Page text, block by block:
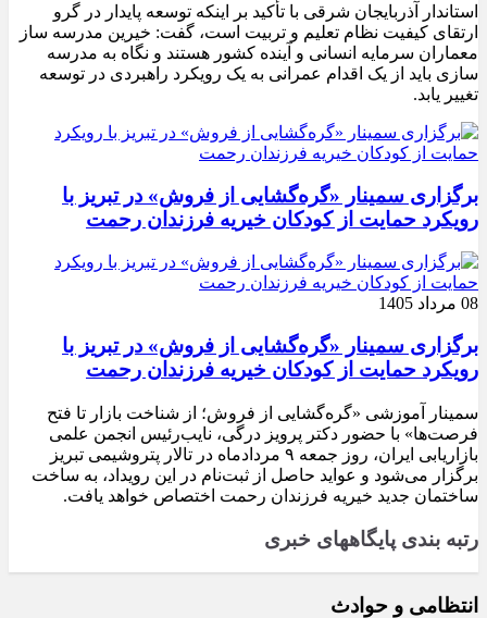
استاندار آذربایجان شرقی با تأکید بر اینکه توسعه پایدار در گرو
ارتقای کیفیت نظام تعلیم و تربیت است، گفت: خیرین مدرسه ‌ساز
معماران سرمایه انسانی و آینده کشور هستند و نگاه به مدرسه‌
سازی باید از یک اقدام عمرانی به یک رویکرد راهبردی در توسعه
تغییر یابد.
برگزاری سمینار «گره‌گشایی از فروش» در تبریز با
رویکرد حمایت از کودکان خیریه فرزندان رحمت
08 مرداد 1405
برگزاری سمینار «گره‌گشایی از فروش» در تبریز با
رویکرد حمایت از کودکان خیریه فرزندان رحمت
سمینار آموزشی «گره‌گشایی از فروش؛ از شناخت بازار تا فتح
فرصت‌ها» با حضور دکتر پرویز درگی، نایب‌رئیس انجمن علمی
بازاریابی ایران، روز جمعه ۹ مردادماه در تالار پتروشیمی تبریز
برگزار می‌شود و عواید حاصل از ثبت‌نام در این رویداد، به ساخت
ساختمان جدید خیریه فرزندان رحمت اختصاص خواهد یافت.
رتبه بندی پایگاههای خبری
انتظامی و حوادث